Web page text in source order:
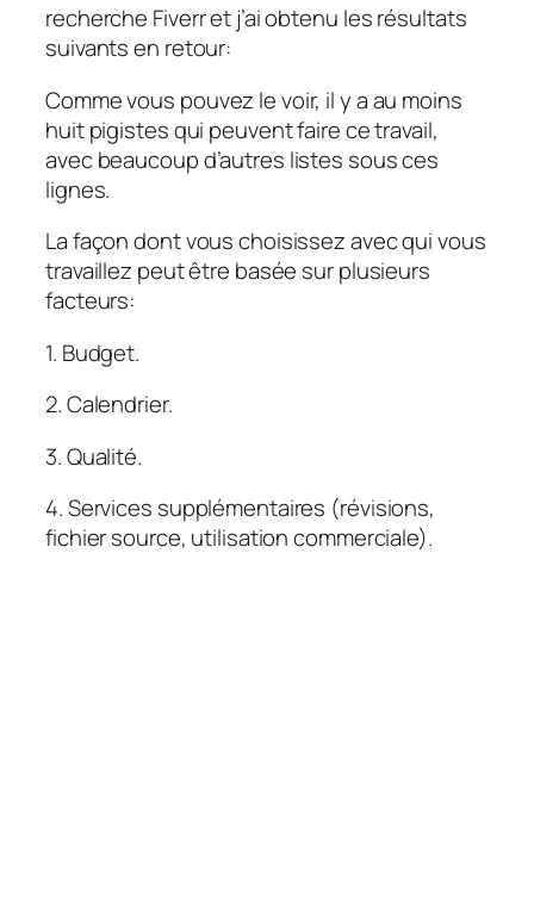
recherche Fiverr et j’ai obtenu les résultats
suivants en retour:
Comme vous pouvez le voir, il y a au moins
huit pigistes qui peuvent faire ce travail,
avec beaucoup d’autres listes sous ces
lignes.
La façon dont vous choisissez avec qui vous
travaillez peut être basée sur plusieurs
facteurs:
1. Budget.
2. Calendrier.
3. Qualité.
4. Services supplémentaires (révisions,
fichier source, utilisation commerciale).